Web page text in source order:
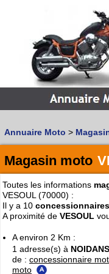
Vous recherchez un
Quoi :
Où :
Retrouvez dans votre
les bonnes adresses
480
768
Annuaire Moto >
Magasin moto
Toutes les informations
VESOUL (70000) :
Il y a 10
A proximité de VESOUL
A environ 2 Km :
1 adresse(s) à
de : concessionnaire
moto